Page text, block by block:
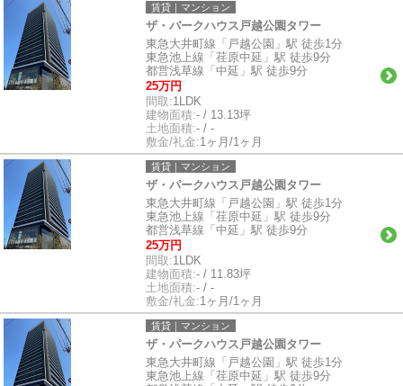
賃貸｜マンション
ザ・パークハウス戸越公園タワー
東急大井町線「戸越公園」駅 徒歩1分
東急池上線「荏原中延」駅 徒歩9分
都営浅草線「中延」駅 徒歩9分
25万円
間取:1LDK
建物面積:- / 13.13坪
土地面積:- / -
敷金/礼金:1ヶ月/1ヶ月
賃貸｜マンション
ザ・パークハウス戸越公園タワー
東急大井町線「戸越公園」駅 徒歩1分
東急池上線「荏原中延」駅 徒歩9分
都営浅草線「中延」駅 徒歩9分
25万円
間取:1LDK
建物面積:- / 11.83坪
土地面積:- / -
敷金/礼金:1ヶ月/1ヶ月
賃貸｜マンション
ザ・パークハウス戸越公園タワー
東急大井町線「戸越公園」駅 徒歩1分
東急池上線「荏原中延」駅 徒歩9分